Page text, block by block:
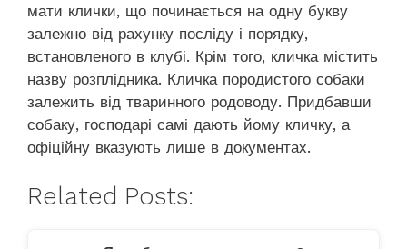
мати клички, що починається на одну букву
залежно від рахунку посліду і порядку,
встановленого в клубі. Крім того, кличка містить
назву розплідника. Кличка породистого собаки
залежить від тваринного родоводу. Придбавши
собаку, господарі самі дають йому кличку, а
офіційну вказують лише в документах.
Related Posts: